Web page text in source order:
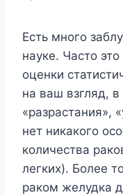
Есть много
науке. Часто
оценки
на ваш взгляд,
«разрастания»,
нет никакого
количества
легких). Более
раком желудка